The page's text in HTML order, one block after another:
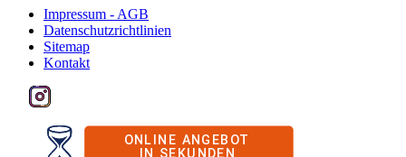
Impressum - AGB
Datenschutzrichtlinien
Sitemap
Kontakt